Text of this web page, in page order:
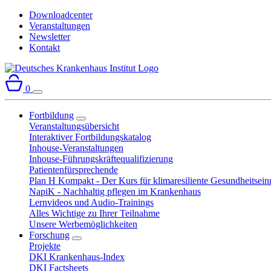
Downloadcenter
Veranstaltungen
Newsletter
Kontakt
0
Fortbildung
Veranstaltungsübersicht
Interaktiver Fortbildungskatalog
Inhouse-Veranstaltungen
Inhouse-Führungskräftequalifizierung
Patientenfürsprechende
Plan H Kompakt - Der Kurs für klimaresiliente
NapiK - Nachhaltig pflegen im Krankenhaus
Lernvideos und Audio-Trainings
Alles Wichtige zu Ihrer Teilnahme
Unsere Werbemöglichkeiten
Forschung
Projekte
DKI Krankenhaus-Index
DKI Factsheets